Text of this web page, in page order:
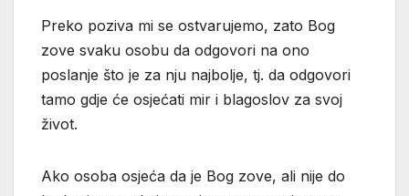
Preko poziva mi se ostvarujemo, zato Bog
zove svaku osobu da odgovori na ono
poslanje što je za nju najbolje, tj. da odgovori
tamo gdje će osjećati mir i blagoslov za svoj
život.
Ako osoba osjeća da je Bog zove, ali nije do